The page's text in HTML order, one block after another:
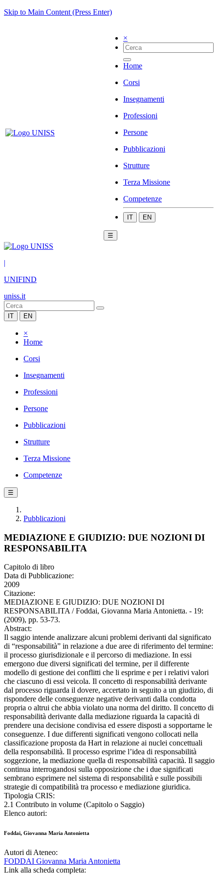
Skip to Main Content (Press Enter)
×
Home
Corsi
Insegnamenti
Professioni
Persone
Pubblicazioni
Strutture
Terza Missione
Competenze
IT EN
☰
|
UNIFIND
uniss.it
IT EN
×
Home
Corsi
Insegnamenti
Professioni
Persone
Pubblicazioni
Strutture
Terza Missione
Competenze
☰
Pubblicazioni
MEDIAZIONE E GIUDIZIO: DUE NOZIONI DI
RESPONSABILITA
Capitolo di libro
Data di Pubblicazione:
2009
Citazione:
MEDIAZIONE E GIUDIZIO: DUE NOZIONI DI
RESPONSABILITA / Foddai, Giovanna Maria Antonietta. - 19:
(2009), pp. 53-73.
Abstract:
Il saggio intende analizzare alcuni problemi derivanti dal significato
di “responsabilità” in relazione a due aree di riferimento del termine:
il processo giurisdizionale e il percorso di mediazione. In essi
emergono due diversi significati del termine, per il differente
modello di gestione dei conflitti che li esprime e per i relativi valori
che ciascuno di essi veicola. Il concetto di responsabilità derivante
dal processo riguarda il dovere, accertato in seguito a un giudizio, di
rispondere delle conseguenze negative derivanti dalla condotta
propria o altrui che abbia violato una norma del diritto. Il concetto di
responsabilità derivante dalla mediazione riguarda la capacità di
prendere una decisione condivisa ed essere disposti a sopportarne le
conseguenze. I due differenti significati vengono collocati nella
classificazione proposta da Hart in relazione ai nuclei concettuali
della responsabilità. Il processo esprime l’idea di responsabilità
soggezione, la mediazione quella di responsabilità capacità. Il saggio
continua interrogandosi sulla opposizione che i due significati
sembrano esprimere nel sistema di responsabilità e sulle possibili
strategie di compatibilità tra processo e mediazione giuridica.
Tipologia CRIS:
2.1 Contributo in volume (Capitolo o Saggio)
Elenco autori:
Foddai, Giovanna Maria Antonietta
Autori di Ateneo:
FODDAI Giovanna Maria Antonietta
Link alla scheda completa: